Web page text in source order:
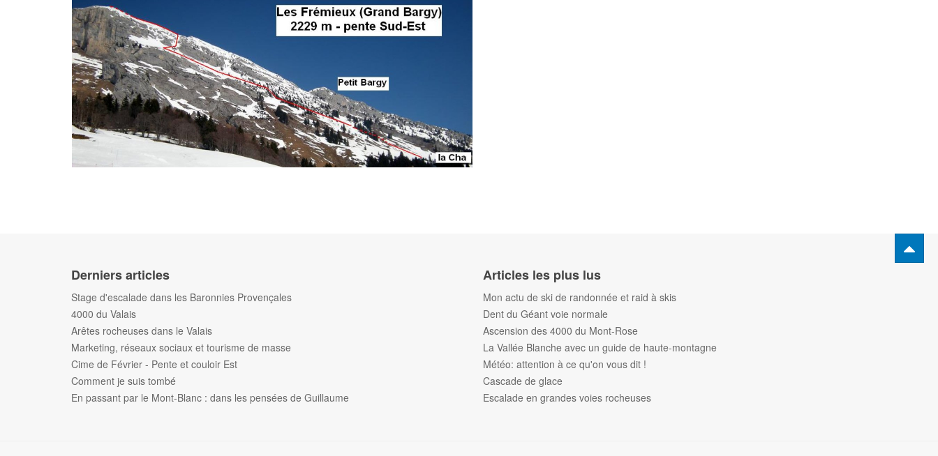
Derniers articles
Stage d'escalade dans les Baronnies Provençales
4000 du Valais
Arêtes rocheuses dans le Valais
Marketing, réseaux sociaux et tourisme de masse
Cime de Février - Pente et couloir Est
Comment je suis tombé
En passant par le Mont-Blanc : dans les pensées de Guillaume
Articles les plus lus
Mon actu de ski de randonnée et raid à skis
Dent du Géant voie normale
Ascension des 4000 du Mont-Rose
La Vallée Blanche avec un guide de haute-montagne
Météo: attention à ce qu'on vous dit !
Cascade de glace
Escalade en grandes voies rocheuses